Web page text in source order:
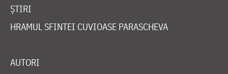
ȘTIRI
HRAMUL SFINTEI CUVIOASE PARASCHEVA
AUTORI